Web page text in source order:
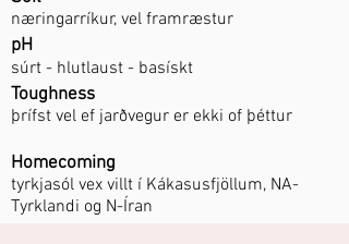
næringarríkur, vel framræstur
pH
súrt - hlutlaust - basískt
Toughness
þrífst vel ef jarðvegur er ekki of þéttur
Homecoming
tyrkjasól vex villt í Kákasusfjöllum, NA-
Tyrklandi og N-Íran